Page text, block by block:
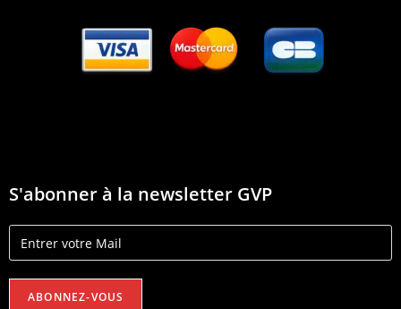
S'abonner à la newsletter GVP